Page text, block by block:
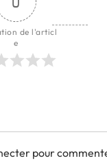
de l'articl
e
pour